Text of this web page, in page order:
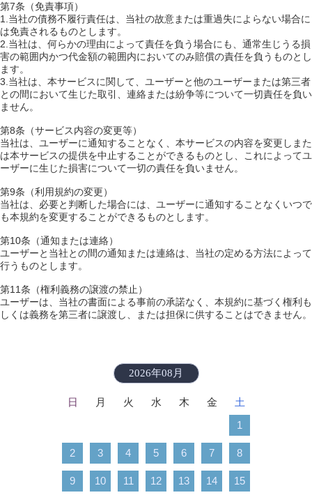
第7条（免責事項）
1.当社の債務不履行責任は、当社の故意または重過失によらない場合に
は免責されるものとします。
2.当社は、何らかの理由によって責任を負う場合にも、通常生じうる損
害の範囲内かつ代金額の範囲内においてのみ賠償の責任を負うものとし
ます。
3.当社は、本サービスに関して、ユーザーと他のユーザーまたは第三者
との間において生じた取引、連絡または紛争等について一切責任を負い
ません。
第8条（サービス内容の変更等）
当社は、ユーザーに通知することなく、本サービスの内容を変更しまた
は本サービスの提供を中止することができるものとし、これによってユ
ーザーに生じた損害について一切の責任を負いません。
第9条（利用規約の変更）
当社は、必要と判断した場合には、ユーザーに通知することなくいつで
も本規約を変更することができるものとします。
第10条（通知または連絡）
ユーザーと当社との間の通知または連絡は、当社の定める方法によって
行うものとします。
第11条（権利義務の譲渡の禁止）
ユーザーは、当社の書面による事前の承諾なく、本規約に基づく権利も
しくは義務を第三者に譲渡し、または担保に供することはできません。
2026年08月
日 月 火 水 木 金
土
1
2 3 4 5 6 7 8
9 10 11 12 13 14 15